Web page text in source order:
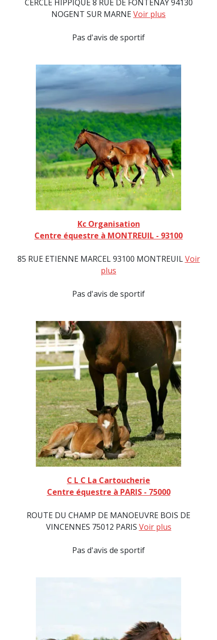
CERCLE HIPPIQUE 8 RUE DE FONTENAY 94130
NOGENT SUR MARNEVoir plus
Pas d'avis de sportif
Kc Organisation
Centre équestre à MONTREUIL - 93100
85 RUE ETIENNE MARCEL 93100 MONTREUILVoir
plus
Pas d'avis de sportif
C L C La Cartoucherie
Centre équestre à PARIS - 75000
ROUTE DU CHAMP DE MANOEUVRE BOIS DE
VINCENNES 75012 PARIS Voir plus
Pas d'avis de sportif